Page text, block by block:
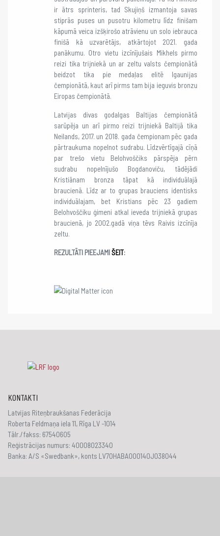
ir ātrs sprinteris, tad Skujiņš izmantoja savas
stiprās puses un pusotru kilometru līdz finišam
kāpumā veica izšķirošo atrāvienu un solo iebrauca
finišā kā uzvarētājs, atkārtojot 2021. gada
panākumu. Otro vietu izcīnījušais Mikhels pirmo
reizi tika trijniekā un ar zeltu valsts čempionātā
beidzot tika pie medaļas elitē Igaunijas
čempionātā, kaut arī pirms tam bija ieguvis bronzu
Eiropas čempionātā.
Latvijas divas godalgas Baltijas čempionātā
sarūpēja un arī pirmo reizi trijniekā Baltijā tika
Neilands, 2017. un 2018. gada čempionam pēc gada
pārtraukuma nopelnot sudrabu. Līdzvērtīgajā cīņā
par trešo vietu Belohvoščiks pārspēja pērn
sudrabu nopelnījušo Bogdanoviču, tādējādi
Kristiānam bronza tāpat kā individuālajā
braucienā. Līdz ar to grupas brauciens identisks
individuālajam, bet Kristians pēc 23 gadiem
Belohvoščiku ģimeni atkal ieveda trijniekā grupas
braucienā, jo 2002.gadā viņa tēvs Raivis izcīnīja
zeltu.
REZULTĀTI PIEEJAMIŠEIT:
KONTAKTI
Latvijas Riteņbraukšanas Federācija
Roberta Feldmaņa iela 11, Rīga LV -1014
Tālr./fakss: 67540605
Reģistrācijas numurs: 40008023340
Banka: A/S «Swedbank», konts LV70HABA000140J038044